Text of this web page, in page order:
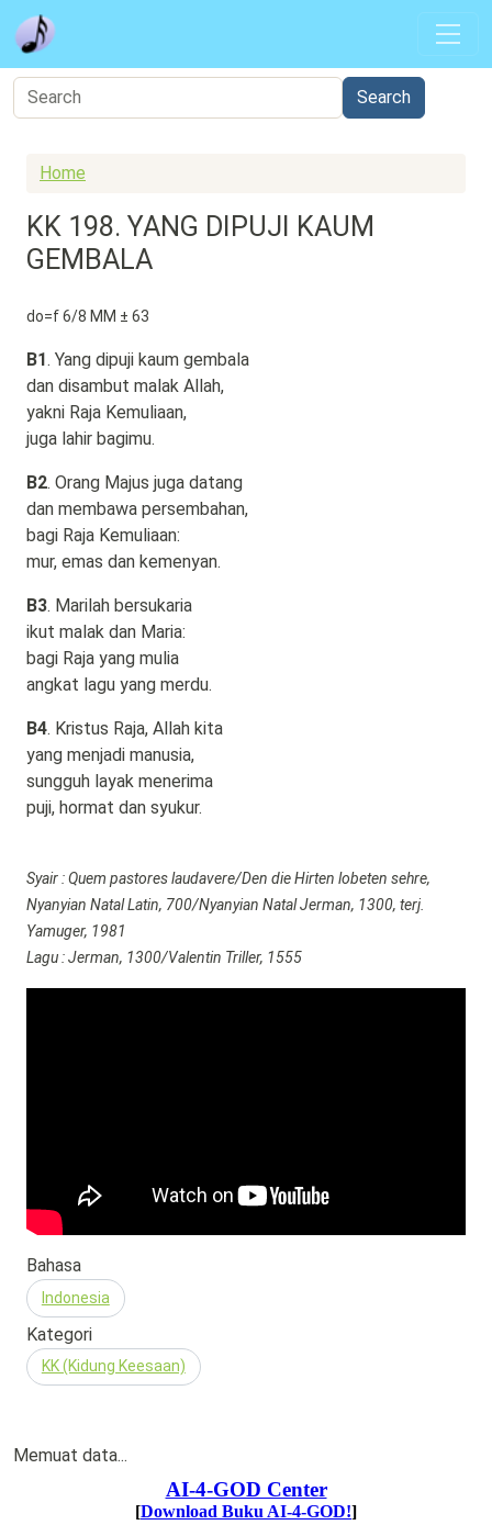
Skip to main content
Home
KK 198. YANG DIPUJI KAUM
GEMBALA
do=f 6/8 MM ± 63
B1. Yang dipuji kaum gembala
dan disambut malak Allah,
yakni Raja Kemuliaan,
juga lahir bagimu.
B2. Orang Majus juga datang
dan membawa persembahan,
bagi Raja Kemuliaan:
mur, emas dan kemenyan.
B3. Marilah bersukaria
ikut malak dan Maria:
bagi Raja yang mulia
angkat lagu yang merdu.
B4. Kristus Raja, Allah kita
yang menjadi manusia,
sungguh layak menerima
puji, hormat dan syukur.
Syair : Quem pastores laudavere/Den die Hirten lobeten sehre,
Nyanyian Natal Latin, 700/Nyanyian Natal Jerman, 1300, terj.
Yamuger, 1981
Lagu : Jerman, 1300/Valentin Triller, 1555
Bahasa
Indonesia
Kategori
KK (Kidung Keesaan)
Memuat data...